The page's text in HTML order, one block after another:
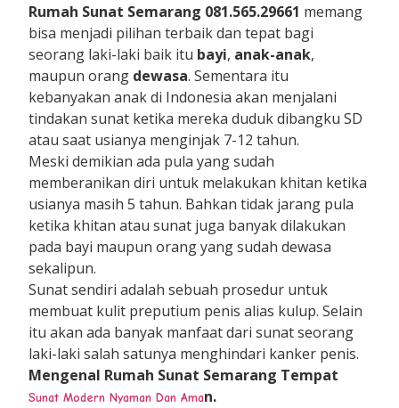
Rumah Sunat Semarang 081.565.29661 memang
bisa menjadi pilihan terbaik dan tepat bagi
seorang laki-laki baik itu bayi, anak-anak,
maupun orang dewasa. Sementara itu
kebanyakan anak di Indonesia akan menjalani
tindakan sunat ketika mereka duduk dibangku SD
atau saat usianya menginjak 7-12 tahun.
Meski demikian ada pula yang sudah
memberanikan diri untuk melakukan khitan ketika
usianya masih 5 tahun. Bahkan tidak jarang pula
ketika khitan atau sunat juga banyak dilakukan
pada bayi maupun orang yang sudah dewasa
sekalipun.
Sunat sendiri adalah sebuah prosedur untuk
membuat kulit preputium penis alias kulup. Selain
itu akan ada banyak manfaat dari sunat seorang
laki-laki salah satunya menghindari kanker penis.
Mengenal Rumah Sunat Semarang Tempat
Sunat Modern Nyaman Dan Aman.